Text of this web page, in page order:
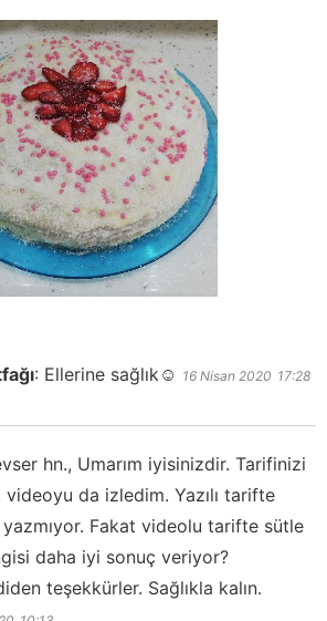
: Ellerine sağlık☺️ 16 Nisan 2020 17:28
hn., Umarım iyisinizdir. Tarifinizi
da izledim. Yazılı tarifte
yazmıyor. Fakat videolu tarifte sütle
daha iyi sonuç veriyor?
teşekkürler. Sağlıkla kalın.